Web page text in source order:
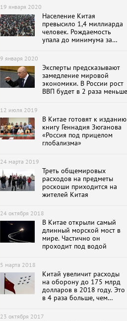
19 января 2020
Население Китая
превысило 1,4 миллиарда
человек. Рождаемость
упала до минимума за
9 января 2020
Эксперты предсказывают
замедление мировой
экономики. В России рост
ВВП будет в 2 раза меньше
12 июля 2019
В Китае готовят к изданию
книгу Геннадия Зюганова
«Россия под прицелом
глобализма»
24 марта 2019
Треть общемировых
расходов на предметы
роскоши приходится на
жителей Китая
24 октября 2018
В Китае открыли самый
длинный морской мост в
мире. Частично он
проходит под водой
5 марта 2018
Китай увеличит расходы
на оборону до 175 млрд
долларов в 2018 году. Это
в 4 раза больше, чем
23 октября 2017